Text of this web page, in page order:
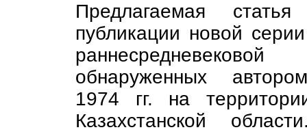
Предлагаемая
публикации новой
раннесредневековой
обнаруженных
1974 гг. на
Казахстанской